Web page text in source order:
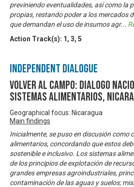
previniendo eventualidades, así como la
propias, restando poder a los mercados
que demandan el uso de insumos agr...
Action Track(s): 1 , 3, 5
Independent Dialogue
Volver al Campo: Dialogo
Sistemas Alimentarios,
Geographical focus: Nicaragua
Main findings
Inicialmente, se puso en discusión como
alimentarios, concordando que estos
sostenible e inclusivo. Los sistemas
de los principios de explotación de
grandes empresas agroindustriales,
contaminación de las aguas y suelos;